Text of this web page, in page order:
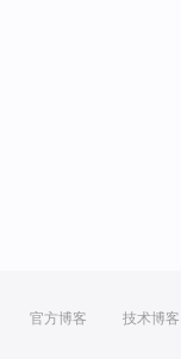
官方博客 技术博客